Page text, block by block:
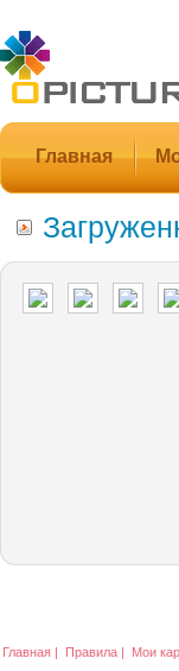
Главная
Главная | Правила | Мои